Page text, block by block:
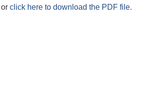
or click here to download the PDF file.